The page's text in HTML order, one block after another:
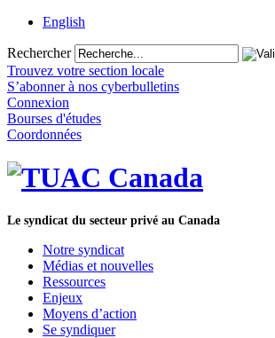
English
Rechercher
Trouvez votre section locale
S’abonner à nos cyberbulletins
Connexion
Bourses d'études
Coordonnées
Le syndicat du secteur privé au Canada
Notre syndicat
Médias et nouvelles
Ressources
Enjeux
Moyens d’action
Se syndiquer